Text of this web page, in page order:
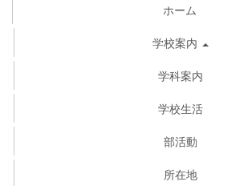
ホーム
学校案内
学科案内
学校生活
部活動
所在地